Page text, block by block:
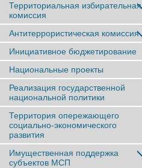
Территориальная избирательная
комиссия
Антитеррористическая комиссия
Инициативное бюджетирование
Национальные проекты
Реализация государственной
национальной политики
Территория опережающего
социально-экономического
развития
Имущественная поддержка
субъектов МСП